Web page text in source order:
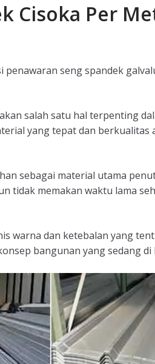
Cisoka Per
seng spandek
salah satu hal terpenting
yang tepat dan berkualitas
sebagai material utama
tidak memakan waktu lama
warna dan ketebalan yang
bangunan yang sedang di